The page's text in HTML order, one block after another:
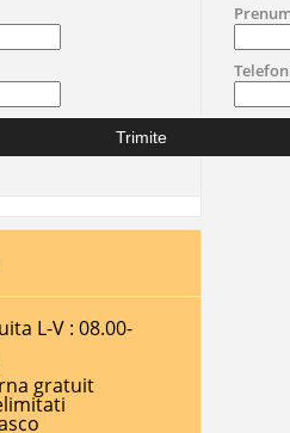
Telefon
L-V : 08.00-
gratuit